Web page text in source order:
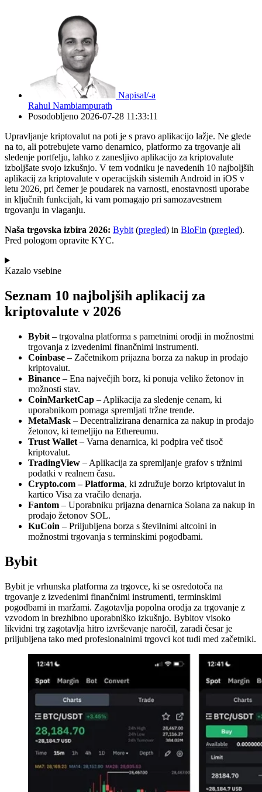
Napisal/-a
Rahul Nambiampurath
Posodobljeno 2026-07-28 11:33:11
Upravljanje kriptovalut na poti je s pravo aplikacijo lažje. Ne glede
na to, ali potrebujete varno denarnico, platformo za trgovanje ali
sledenje portfelju, lahko z zanesljivo aplikacijo za kriptovalute
izboljšate svojo izkušnjo. V tem vodniku je navedenih 10 najboljših
aplikacij za kriptovalute v operacijskih sistemih Android in iOS v
letu 2026, pri čemer je poudarek na varnosti, enostavnosti uporabe
in ključnih funkcijah, ki vam pomagajo pri samozavestnem
trgovanju in vlaganju.
Naša trgovska izbira 2026: Bybit (pregled) in BloFin (pregled).
Pred pologom opravite KYC.
Kazalo vsebine
Seznam 10 najboljših aplikacij za
kriptovalute v 2026
Bybit – trgovalna platforma s pametnimi orodji in možnostmi
trgovanja z izvedenimi finančnimi instrumenti.
Coinbase – Začetnikom prijazna borza za nakup in prodajo
kriptovalut.
Binance – Ena največjih borz, ki ponuja veliko žetonov in
možnosti stav.
CoinMarketCap – Aplikacija za sledenje cenam, ki
uporabnikom pomaga spremljati tržne trende.
MetaMask – Decentralizirana denarnica za nakup in prodajo
žetonov, ki temeljijo na Ethereumu.
Trust Wallet – Varna denarnica, ki podpira več tisoč
kriptovalut.
TradingView – Aplikacija za spremljanje grafov s tržnimi
podatki v realnem času.
Crypto.com – Platforma, ki združuje borzo kriptovalut in
kartico Visa za vračilo denarja.
Fantom – Uporabniku prijazna denarnica Solana za nakup in
prodajo žetonov SOL.
KuCoin – Priljubljena borza s številnimi altcoini in
možnostmi trgovanja s terminskimi pogodbami.
Bybit
Bybit je vrhunska platforma za trgovce, ki se osredotoča na
trgovanje z izvedenimi finančnimi instrumenti, terminskimi
pogodbami in maržami. Zagotavlja popolna orodja za trgovanje z
vzvodom in brezhibno uporabniško izkušnjo. Bybitov visoko
likvidni trg zagotavlja hitro izvrševanje naročil, zaradi česar je
priljubljena tako med profesionalnimi trgovci kot tudi med začetniki.